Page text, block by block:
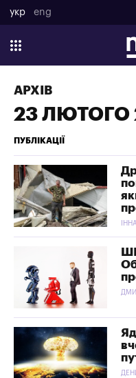
укр eng
АРХІВ
23 ЛЮТОГО
ПУБЛІКАЦІЇ